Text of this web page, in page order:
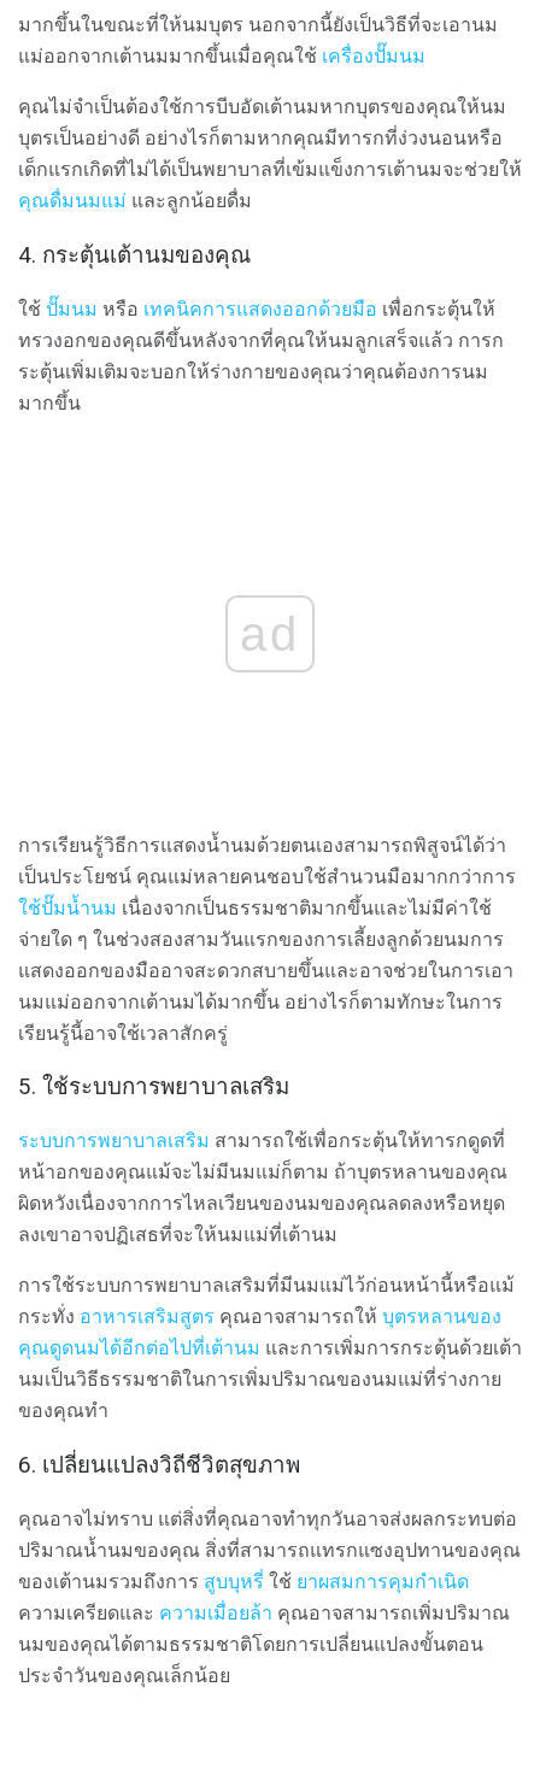
มากขึ้นในขณะที่ให้นมบุตร นอกจากนี้ยังเป็นวิธีที่จะเอานม
แม่ออกจากเต้านมมากขึ้นเมื่อคุณใช้ เครื่องปั๊มนม
คุณไม่จำเป็นต้องใช้การบีบอัดเต้านมหากบุตรของคุณให้นม
บุตรเป็นอย่างดี อย่างไรก็ตามหากคุณมีทารกที่ง่วงนอนหรือ
เด็กแรกเกิดที่ไม่ได้เป็นพยาบาลที่เข้มแข็งการเต้านมจะช่วยให้
คุณดื่มนมแม่ และลูกน้อยดื่ม
4. กระตุ้นเต้านมของคุณ
ใช้ ปั๊มนม หรือ เทคนิคการแสดงออกด้วยมือ เพื่อกระตุ้นให้
ทรวงอกของคุณดีขึ้นหลังจากที่คุณให้นมลูกเสร็จแล้ว การก
ระตุ้นเพิ่มเติมจะบอกให้ร่างกายของคุณว่าคุณต้องการนม
มากขึ้น
ad
การเรียนรู้วิธีการแสดงน้ำนมด้วยตนเองสามารถพิสูจน์ได้ว่า
เป็นประโยชน์ คุณแม่หลายคนชอบใช้สำนวนมือมากกว่าการ
ใช้ปั๊มน้ำนม เนื่องจากเป็นธรรมชาติมากขึ้นและไม่มีค่าใช้
จ่ายใด ๆ ในช่วงสองสามวันแรกของการเลี้ยงลูกด้วยนมการ
แสดงออกของมืออาจสะดวกสบายขึ้นและอาจช่วยในการเอา
นมแม่ออกจากเต้านมได้มากขึ้น อย่างไรก็ตามทักษะในการ
เรียนรู้นี้อาจใช้เวลาสักครู่
5. ใช้ระบบการพยาบาลเสริม
ระบบการพยาบาลเสริม สามารถใช้เพื่อกระตุ้นให้ทารกดูดที่
หน้าอกของคุณแม้จะไม่มีนมแม่ก็ตาม ถ้าบุตรหลานของคุณ
ผิดหวังเนื่องจากการไหลเวียนของนมของคุณลดลงหรือหยุด
ลงเขาอาจปฏิเสธที่จะให้นมแม่ที่เต้านม
การใช้ระบบการพยาบาลเสริมที่มีนมแม่ไว้ก่อนหน้านี้หรือแม้
กระทั่ง อาหารเสริมสูตร คุณอาจสามารถให้ บุตรหลานของ
คุณดูดนมได้อีกต่อไปที่เต้านม และการเพิ่มการกระตุ้นด้วยเต้า
นมเป็นวิธีธรรมชาติในการเพิ่มปริมาณของนมแม่ที่ร่างกาย
ของคุณทำ
6. เปลี่ยนแปลงวิถีชีวิตสุขภาพ
คุณอาจไม่ทราบ แต่สิ่งที่คุณอาจทำทุกวันอาจส่งผลกระทบต่อ
ปริมาณน้ำนมของคุณ สิ่งที่สามารถแทรกแซงอุปทานของคุณ
ของเต้านมรวมถึงการ สูบบุหรี่ ใช้ ยาผสมการคุมกำเนิด
ความเครียดและ ความเมื่อยล้า คุณอาจสามารถเพิ่มปริมาณ
นมของคุณได้ตามธรรมชาติโดยการเปลี่ยนแปลงขั้นตอน
ประจำวันของคุณเล็กน้อย